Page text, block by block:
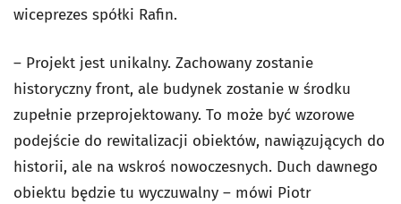
wiceprezes spółki Rafin.
– Projekt jest unikalny. Zachowany zostanie
historyczny front, ale budynek zostanie w środku
zupełnie przeprojektowany. To może być wzorowe
podejście do rewitalizacji obiektów, nawiązujących do
historii, ale na wskroś nowoczesnych. Duch dawnego
obiektu będzie tu wyczuwalny – mówi Piotr